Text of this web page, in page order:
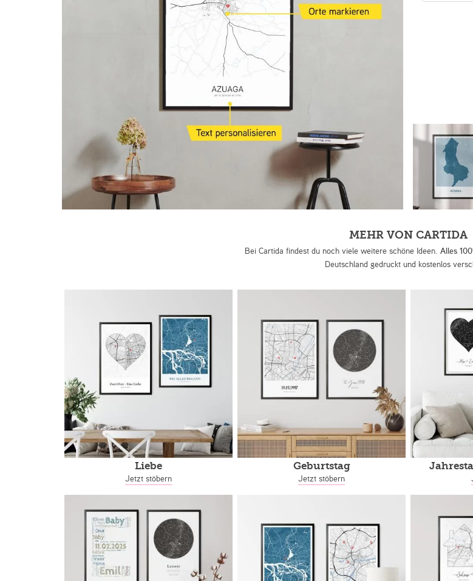
MEHR VON CARTIDA
Bei Cartida findest du noch viele weitere schöne Ideen. Alles
Deutschland gedruckt und kostenlos
Liebe
Jetzt stöbern
Geburtstag
Jetzt stöbern